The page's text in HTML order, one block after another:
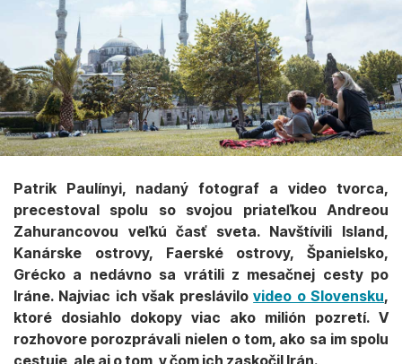
Patrik Paulínyi, nadaný fotograf a video tvorca,
precestoval spolu so svojou priateľkou Andreou
Zahurancovou veľkú časť sveta. Navštívili Island,
Kanárske ostrovy, Faerské ostrovy, Španielsko,
Grécko a nedávno sa vrátili z mesačnej cesty po
Iráne. Najviac ich však preslávilovideo o Slovensku,
ktoré dosiahlo dokopy viac ako milión pozretí. V
rozhovore porozprávali nielen o tom, ako sa im spolu
cestuje, ale aj o tom, v čom ich zaskočil Irán.